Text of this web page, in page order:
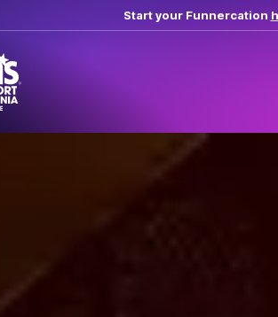
Start your Funnercationhere.